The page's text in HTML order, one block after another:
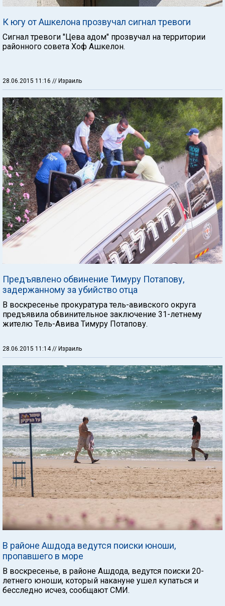
К югу от Ашкелона прозвучал сигнал тревоги
Сигнал тревоги "Цева адом" прозвучал на территории
районного совета Хоф Ашкелон.
28.06.2015 11:16 // Израиль
Предъявлено обвинение Тимуру Потапову,
задержанному за убийство отца
В воскресенье прокуратура тель-авивского округа
предъявила обвинительное заключение 31-летнему
жителю Тель-Авива Тимуру Потапову.
28.06.2015 11:14 // Израиль
В районе Ашдода ведутся поиски юноши,
пропавшего в море
В воскресенье, в районе Ашдода, ведутся поиски 20-
летнего юноши, который накануне ушел купаться и
бесследно исчез, сообщают СМИ.